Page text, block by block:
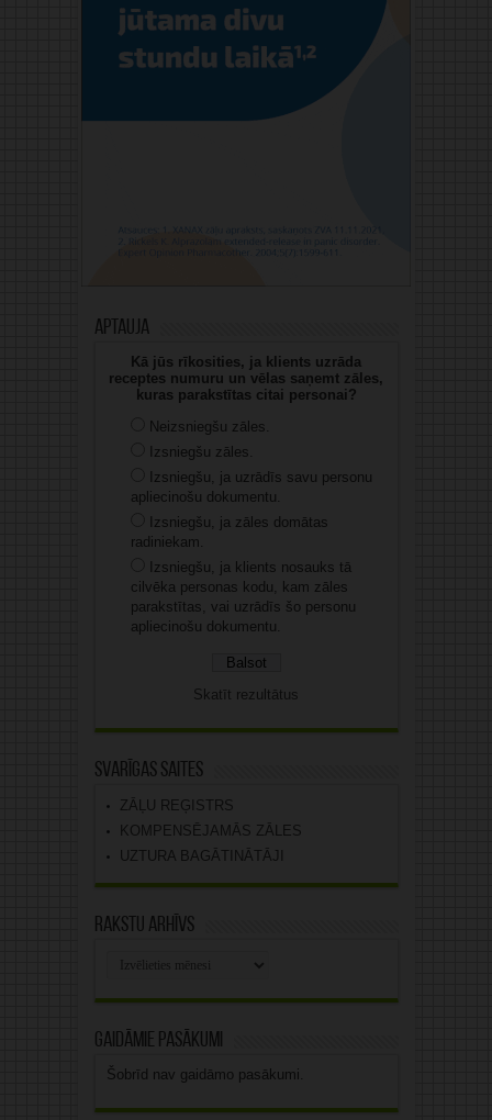
Aptauja
Kā jūs rīkosities, ja klients uzrāda
receptes numuru un vēlas saņemt zāles,
kuras parakstītas citai personai?
Neizsniegšu zāles.
Izsniegšu zāles.
Izsniegšu, ja uzrādīs savu personu
apliecinošu dokumentu.
Izsniegšu, ja zāles domātas
radiniekam.
Izsniegšu, ja klients nosauks tā
cilvēka personas kodu, kam zāles
parakstītas, vai uzrādīs šo personu
apliecinošu dokumentu.
Skatīt rezultātus
Svarīgas saites
ZĀĻU REĢISTRS
KOMPENSĒJAMĀS ZĀLES
UZTURA BAGĀTINĀTĀJI
Rakstu arhīvs
Gaidāmie pasākumi
Šobrīd nav gaidāmo pasākumi.